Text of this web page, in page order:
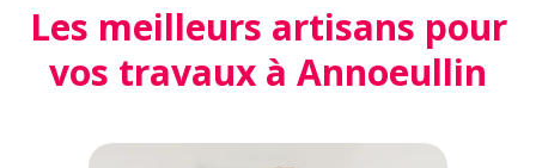
Les meilleurs artisans pour
vos travaux à Annoeullin